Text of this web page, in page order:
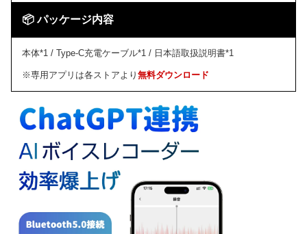
📦 パッケージ内容
本体*1 / Type-C充電ケーブル*1 / 日本語取扱説明書*1
※専用アプリは各ストアより 無料ダウンロード